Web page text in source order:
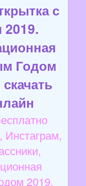
с
Годом
Инстаграм,
2019.